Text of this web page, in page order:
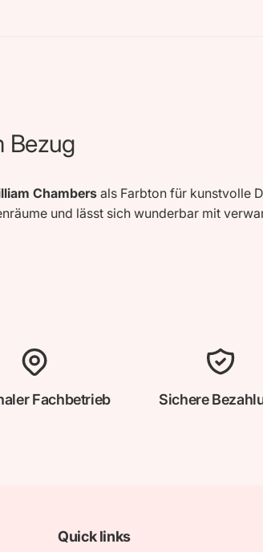
Bezug
Chambers als Farbton für kunstvolle
und lässt sich wunderbar mit
Fachbetrieb Sichere
Quick links